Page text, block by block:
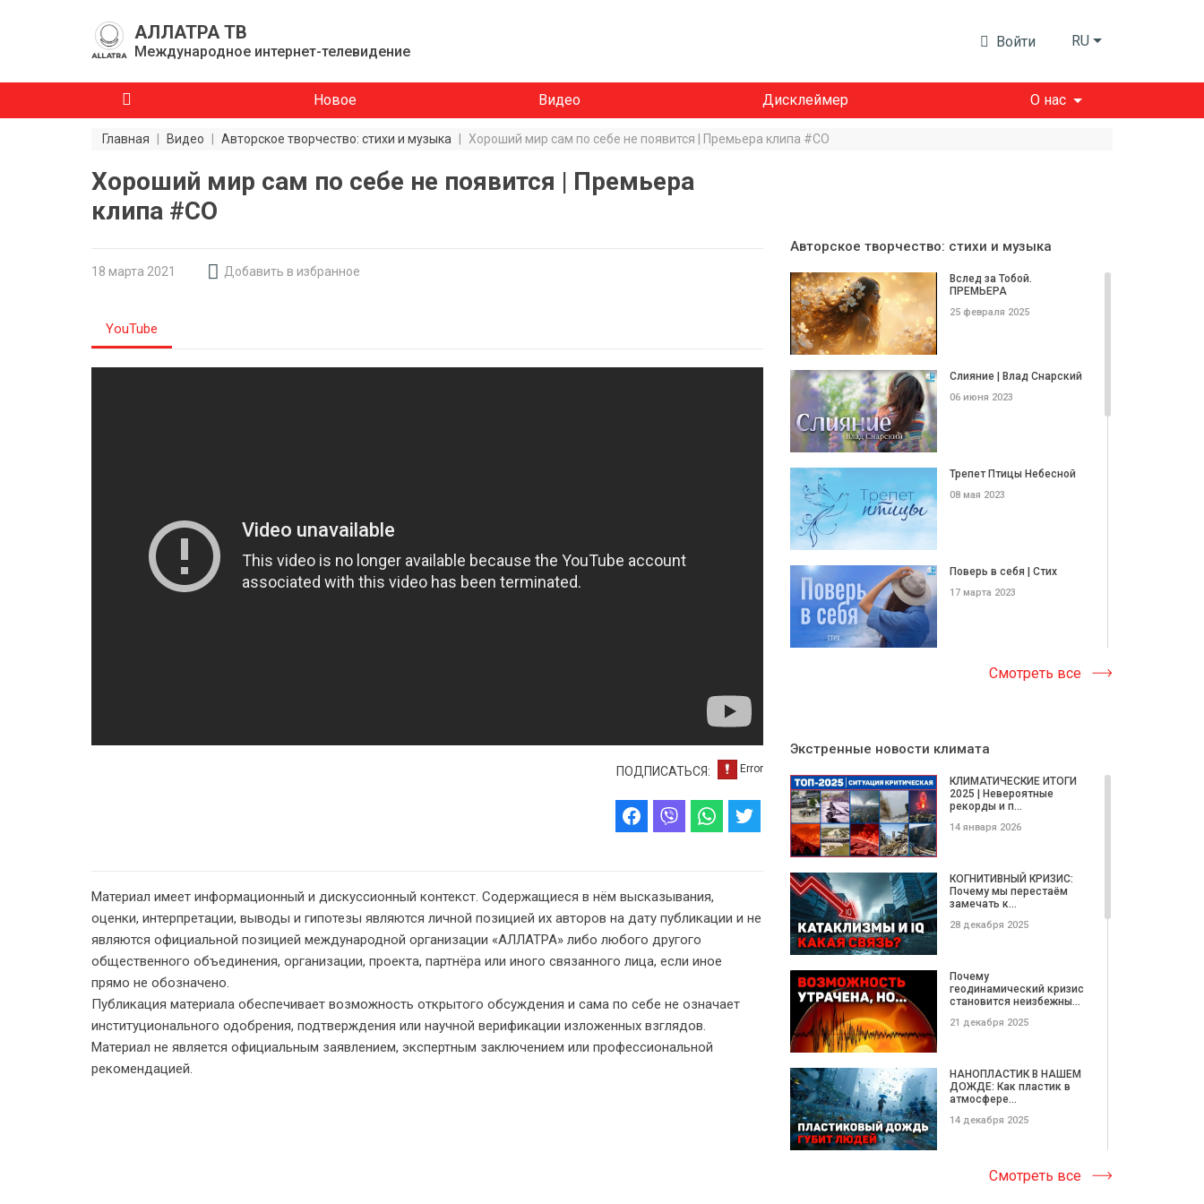
АЛЛАТРА ТВ
Международное интернет-телевидение
Войти RU
Новое Видео Дисклеймер О нас
Главная Видео Авторское творчество: стихи и музыка Хороший мир сам по себе не появится | Премьера клипа #CO
Хороший мир сам по себе не появится | Премьера
клипа #CO
18 мартa 2021 Добавить в избранное
YouTube
ПОДПИСАТЬСЯ:
Материал имеет информационный и дискуссионный контекст. Содержащиеся в нём высказывания,
оценки, интерпретации, выводы и гипотезы являются личной позицией их авторов на дату публикации и не
являются официальной позицией международной организации «АЛЛАТРА» либо любого другого
общественного объединения, организации, проекта, партнёра или иного связанного лица, если иное
прямо не обозначено.
Публикация материала обеспечивает возможность открытого обсуждения и сама по себе не означает
институционального одобрения, подтверждения или научной верификации изложенных взглядов.
Материал не является официальным заявлением, экспертным заключением или профессиональной
рекомендацией.
Авторское творчество: стихи и музыка
Вслед за Тобой.
ПРЕМЬЕРА
25 февраля 2025
Слияние | Влад Снарский
06 июня 2023
Трепет Птицы Небесной
08 мая 2023
Поверь в себя | Стих
17 марта 2023
Цветы | Песня
25 февраля 2023
вдохновляющей музыки
31 декабря 2022
Любви… ПИСЬМА ЛЮБВИ
21 декабря 2022
Премьера клипа 2022
20 декабря 2022
30 сентября 2022
Смотреть все
Экстренные новости климата
КЛИМАТИЧЕСКИЕ ИТОГИ
2025 | Невероятные
рекорды и п...
14 января 2026
КОГНИТИВНЫЙ КРИЗИС:
Почему мы перестаём
замечать к...
28 декабря 2025
Почему
геодинамический кризис
становится неизбежны...
21 декабря 2025
НАНОПЛАСТИК В НАШЕМ
ДОЖДЕ: Как пластик в
атмосфере...
14 декабря 2025
Катастрофические
ОПОЛЗНИ этой недели |
Смотреть все